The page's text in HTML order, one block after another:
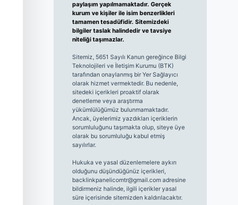
paylaşım yapılmamaktadır. Gerçek
kurum ve kişiler ile isim benzerlikleri
tamamen tesadüfidir. Sitemizdeki
bilgiler taslak halindedir ve tavsiye
niteliği taşımazlar.
Sitemiz, 5651 Sayılı Kanun gereğince Bilgi
Teknolojileri ve İletişim Kurumu (BTK)
tarafından onaylanmış bir Yer Sağlayıcı
olarak hizmet vermektedir. Bu nedenle,
sitedeki içerikleri proaktif olarak
denetleme veya araştırma
yükümlülüğümüz bulunmamaktadır.
Ancak, üyelerimiz yazdıkları içeriklerin
sorumluluğunu taşımakta olup, siteye üye
olarak bu sorumluluğu kabul etmiş
sayılırlar.
Hukuka ve yasal düzenlemelere aykırı
olduğunu düşündüğünüz içerikleri,
backlinkpanelicomtr@gmail.comadresine
bildirmeniz halinde, ilgili içerikler yasal
süre içerisinde sitemizden kaldırılacaktır.